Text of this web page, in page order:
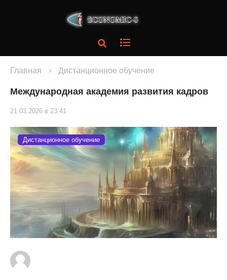
Главная › Дистанционное обучение
Международная академия развития кадров
21.03.2026 в 23:41
Дистанционное обучение